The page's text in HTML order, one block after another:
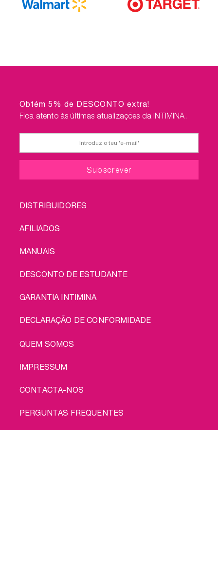
Obtém 5% de DESCONTO extra!
Fica atento às últimas atualizações da INTIMINA.
FOOTER
DISTRIBUIDORES
AFILIADOS
MANUAIS
DESCONTO DE ESTUDANTE
GARANTIA INTIMINA
DECLARAÇÃO DE CONFORMIDADE
LEGAL
QUEM SOMOS
IMPRESSUM
CONTACTA-NOS
PERGUNTAS FREQUENTES